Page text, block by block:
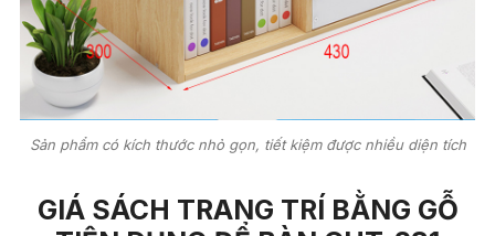
Sản phẩm có kích thước nhỏ gọn, tiết kiệm được nhiều diện tích
GIÁ SÁCH TRANG TRÍ BẰNG GỖ